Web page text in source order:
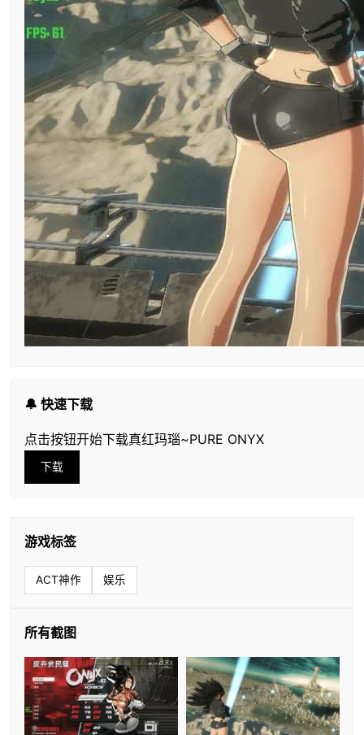
🔔 快速下载
点击按钮开始下载真红玛瑙~PURE ONYX
下载
游戏标签
ACT神作 娱乐
所有截图